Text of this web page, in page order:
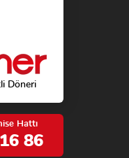
Döneri
Hattı
86